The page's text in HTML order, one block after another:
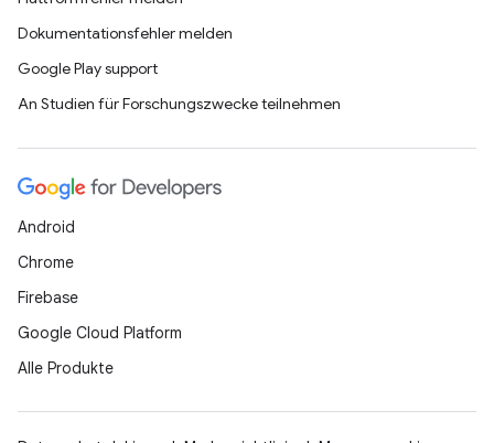
Dokumentationsfehler melden
Google Play support
An Studien für Forschungszwecke teilnehmen
Android
Chrome
Firebase
Google Cloud Platform
Alle Produkte